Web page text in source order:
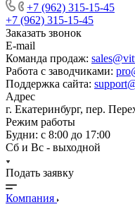
+7 (962) 315-15-45
+7 (962) 315-15-45
Заказать звонок
E-mail
Команда продаж:
Работа с заводчиками:
Поддержка сайта:
Адрес
г. Екатеринбург, пер.
Режим работы
Будни: с 8:00 до 17:00
Сб и Вс - выходной
Подать заявку
Компания